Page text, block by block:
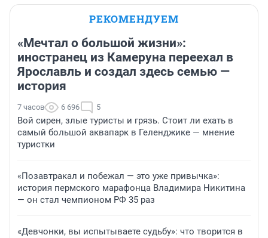
РЕКОМЕНДУЕМ
«Мечтал о большой жизни»:
иностранец из Камеруна переехал в
Ярославль и создал здесь семью —
история
7 часов 6 696 5
Вой сирен, злые туристы и грязь. Стоит ли ехать в
самый большой аквапарк в Геленджике — мнение
туристки
«Позавтракал и побежал — это уже привычка»:
история пермского марафонца Владимира Никитина
— он стал чемпионом РФ 35 раз
«Девчонки, вы испытываете судьбу»: что творится в